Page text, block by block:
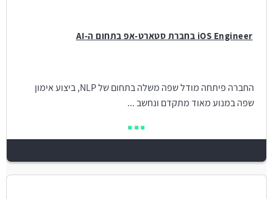
iOS Engineer בחברת סטארט-אפ בתחום ה-AI
החברה פיתחה מודל שפה משלה בתחום של NLP, ביצוע אימון
שפה במנוע מאוד מתקדם ונחשב ...